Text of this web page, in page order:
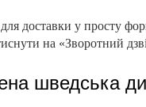
доставки у просту
на «Зворотний
шведська